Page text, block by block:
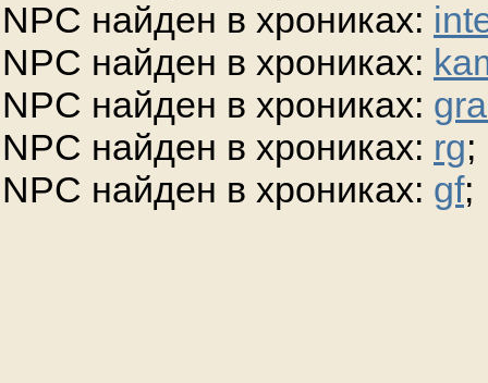
NPC найден в хрониках:
NPC найден в хрониках:
NPC найден в хрониках:
NPC найден в хрониках: rg;
NPC найден в хрониках: gf;